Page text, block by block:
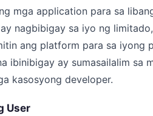
mga application para sa
nagbibigay sa iyo ng
ang platform para sa iyong
ibinibigay ay sumasailalim sa
kasosyong developer.
User